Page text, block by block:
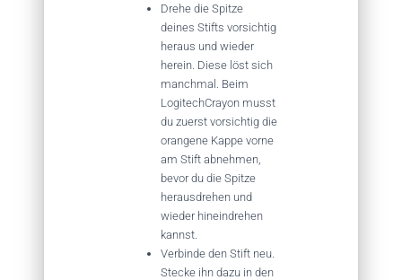
Drehe die Spitze
deines Stifts vorsichtig
heraus und wieder
herein. Diese löst sich
manchmal. Beim
LogitechCrayon musst
du zuerst vorsichtig die
orangene Kappe vorne
am Stift abnehmen,
bevor du die Spitze
herausdrehen und
wieder hineindrehen
kannst.
Verbinde den Stift neu.
Stecke ihn dazu in den